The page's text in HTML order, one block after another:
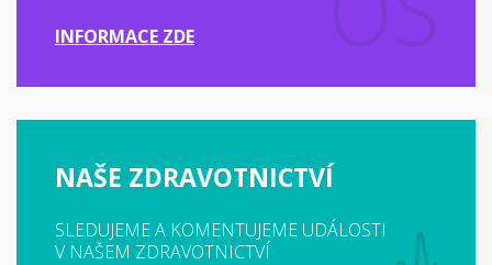
INFORMACE ZDE
NAŠE ZDRAVOTNICTVÍ
SLEDUJEME A KOMENTUJEME UDÁLOSTI
V NAŠEM ZDRAVOTNICTVÍ